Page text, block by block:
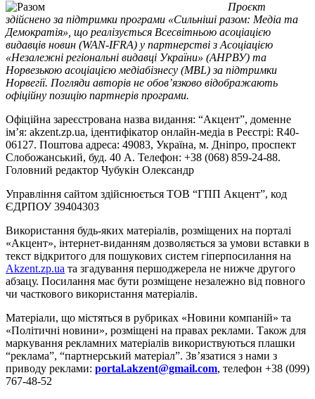
Проєкт
здійснено за підтримки програми «Сильніші разом: Медіа та
Демократія», що реалізується Всесвітньою асоціацією
видавців новин (WAN-IFRA) у партнерстві з Асоціацією
«Незалежні регіональні видавці України» (АНРВУ) та
Норвезькою асоціацією медіабізнесу (MBL) за підтримки
Норвегії. Погляди авторів не обов’язково відображають
офіційну позицію партнерів програми.
Офіційна зареєстрована назва видання: “Акцент”, доменне
ім’я: akzent.zp.ua, ідентифікатор онлайн-медіа в Реєстрі: R40-
06127. Поштова адреса: 49083, Україна, м. Дніпро, проспект
Слобожанський, буд. 40 А. Телефон: +38 (068) 859-24-88.
Головний редактор Чубукін Олександр
Управління сайтом здійснюється ТОВ “ГПП Акцент”, код
ЄДРПОУ 39404303
Використання будь-яких матеріалів, розміщених на порталі
«Акцент», інтернет-виданням дозволяється за умови вставки в
текст відкритого для пошукових систем гіперпосилання на
Akzent.zp.ua та згадування першоджерела не нижче другого
абзацу. Посилання має бути розміщене незалежно від повного
чи часткового використання матеріалів.
Матеріали, що містяться в рубриках «Новини компаній» та
«Політичні новини», розміщені на правах реклами. Також для
маркування рекламних матеріалів використвуються плашки
“реклама”, “партнерський матеріал”. Зв’язатися з нами з
приводу реклами: portal.akzent@gmail.com, телефон +38 (099)
767-48-52